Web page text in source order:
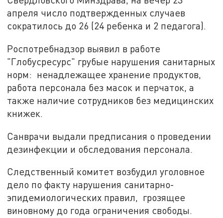
апреля число подтвержденных случаев
сократилось до 26 (24 ребенка и 2 педагога).
Роспотребнадзор выявил в работе
"Глобусресурс" грубые нарушения санитарных
норм: ненадлежащее хранение продуктов,
работа персонала без масок и перчаток, а
также наличие сотрудников без медицинских
книжек.
Санврачи выдали предписания о проведении
дезинфекции и обследования персонала.
Следственный комитет возбудил уголовное
дело по факту нарушения санитарно-
эпидемиологических правил, грозящее
виновному до года ограничения свободы.